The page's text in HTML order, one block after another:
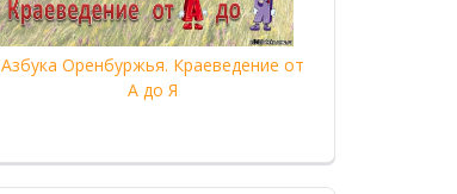
Азбука Оренбуржья. Краеведение от
А до Я